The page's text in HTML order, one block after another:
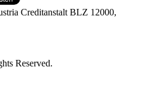
Creditanstalt BLZ 12000,
Reserved.